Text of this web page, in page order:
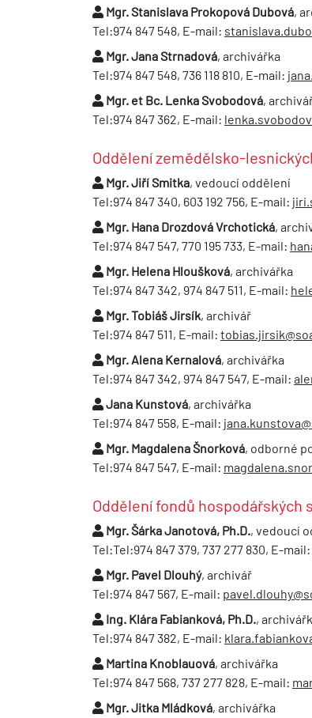
Mgr. Stanislava Prokopová Dubová,
Tel:974 847 548, E-mail:
Mgr. Jana Strnadová, archivářka
Tel:974 847 548, 736 118 810, E-mail:
Mgr. et Bc. Lenka Svobodová,
Tel:974 847 362, E-mail:
Oddělení zemědělsko-
Mgr. Jiří Smitka, vedoucí oddělení
Tel:974 847 340, 603 192 756, E-mail:
Mgr. Hana Drozdová Vrchotická,
Tel:974 847 547, 770 195 733, E-mail:
Mgr. Helena Hloušková, archivářka
Tel:974 847 342, 974 847 511, E-mail:
Mgr. Tobiáš Jirsík, archivář
Tel:974 847 511, E-mail:
Mgr. Alena Kernalová, archivářka
Tel:974 847 342, 974 847 547, E-mail:
Jana Kunstová, archivářka
Tel:974 847 558, E-mail:
Mgr. Magdalena Šnorková, odborné
Tel:974 847 547, E-mail:
Oddělení fondů hospodářských
Mgr. Šárka Janotová, Ph.D., vedoucí
Tel:Tel:974 847 379, 737 277 830, E-mail:
Mgr. Pavel Dlouhý, archivář
Tel:974 847 567, E-mail:
Ing. Klára Fabianková, Ph.D.,
Tel:974 847 382, E-mail:
Martina Knoblauová, archivářka
Tel:974 847 568, 737 277 828, E-mail:
Mgr. Jitka Mládková, archivářka